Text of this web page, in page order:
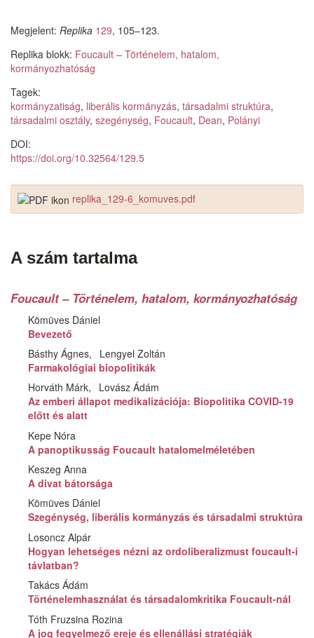
Megjelent: Replika 129, 105–123.
Replika blokk: Foucault – Történelem, hatalom,
kormányozhatóság
Tagek:
kormányzatiság, liberális kormányzás, társadalmi struktúra,
társadalmi osztály, szegénység, Foucault, Dean, Polányi
DOI:
https://doi.org/10.32564/129.5
replika_129-6_komuves.pdf
A szám tartalma
Foucault – Történelem, hatalom, kormányozhatóság
Kömüves Dániel
Bevezető
Básthy Ágnes
Lengyel Zoltán
Farmakológiai biopolitikák
Horváth Márk
Lovász Ádám
Az emberi állapot medikalizációja: Biopolitika COVID-19
előtt és alatt
Kepe Nóra
A panoptikusság Foucault hatalomelméletében
Keszeg Anna
A divat bátorsága
Kömüves Dániel
Szegénység, liberális kormányzás és társadalmi struktúra
Losoncz Alpár
Hogyan lehetséges nézni az ordoliberalizmust foucault-i
távlatban?
Takács Ádám
Történelemhasználat és társadalomkritika Foucault-nál
Tóth Fruzsina Rozina
A jog fegyelmező ereje és ellenállási stratégiák